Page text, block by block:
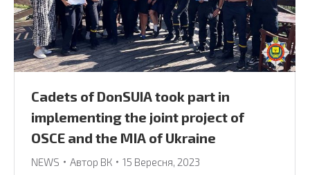
Cadets of DonSUIA took part in
implementing the joint project of
OSCE and the MIA of Ukraine
NEWS Автор ВК 15 Вересня, 2023